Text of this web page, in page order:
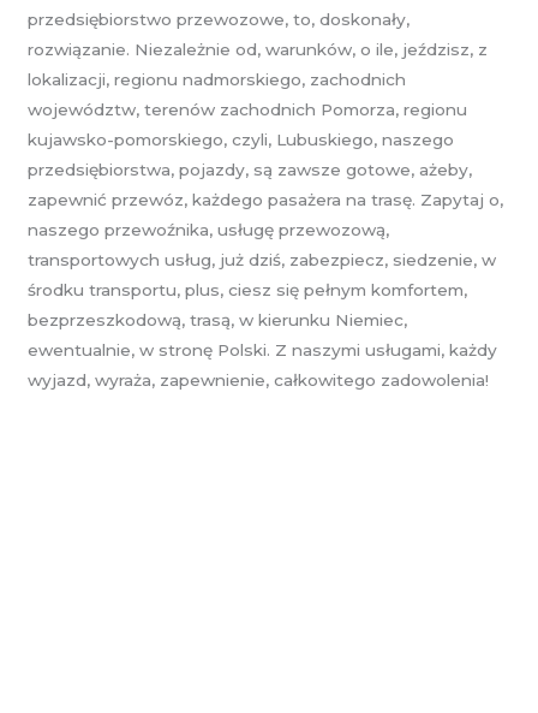
przedsiębiorstwo przewozowe, to, doskonały,
rozwiązanie. Niezależnie od, warunków, o ile, jeździsz, z
lokalizacji, regionu nadmorskiego, zachodnich
województw, terenów zachodnich Pomorza, regionu
kujawsko-pomorskiego, czyli, Lubuskiego, naszego
przedsiębiorstwa, pojazdy, są zawsze gotowe, ażeby,
zapewnić przewóz, każdego pasażera na trasę. Zapytaj o,
naszego przewoźnika, usługę przewozową,
transportowych usług, już dziś, zabezpiecz, siedzenie, w
środku transportu, plus, ciesz się pełnym komfortem,
bezprzeszkodową, trasą, w kierunku Niemiec,
ewentualnie, w stronę Polski. Z naszymi usługami, każdy
wyjazd, wyraża, zapewnienie, całkowitego zadowolenia!